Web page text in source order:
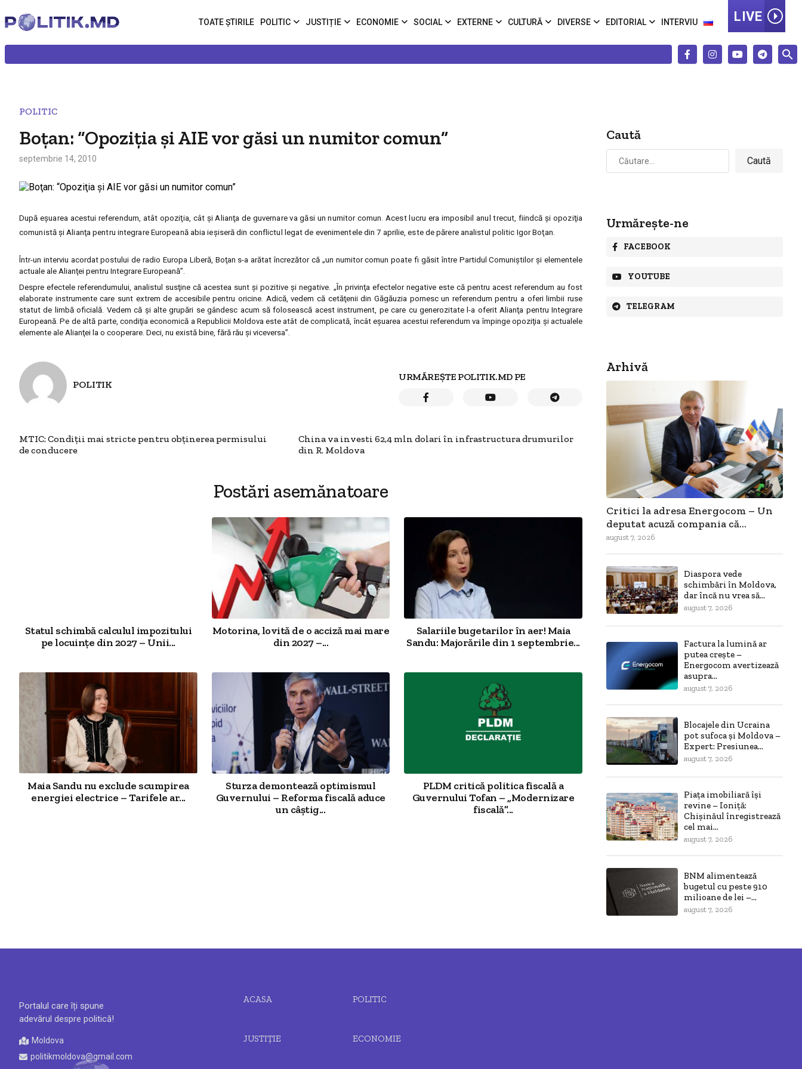
TOATE ȘTIRILE POLITIC JUSTIȚIE ECONOMIE SOCIAL EXTERNE CULTURĂ DIVERSE EDITORIAL INTERVIU LIVE
POLITIC
Boţan: “Opoziţia şi AIE vor găsi un numitor comun”
septembrie 14, 2010
După eşuarea acestui referendum, atât opoziţia, cât şi Alianţa de guvernare va găsi un numitor comun. Acest lucru era imposibil anul trecut, fiindcă şi opoziţia
comunistă şi Alianţa pentru integrare Europeană abia ieşiseră din conflictul legat de evenimentele din 7 aprilie, este de părere analistul politic Igor Boţan.
Într-un interviu acordat postului de radio Europa Liberă, Boţan s-a arătat încrezător că „un numitor comun poate fi găsit între Partidul Comuniştilor şi elementele
actuale ale Alianţei pentru Integrare Europeană”.
Despre efectele referendumului, analistul susţine că acestea sunt şi pozitive şi negative. „În privinţa efectelor negative este că pentru acest referendum au fost
elaborate instrumente care sunt extrem de accesibile pentru oricine. Adică, vedem că cetăţenii din Găgăuzia pornesc un referendum pentru a oferi limbii ruse
statut de limbă oficială. Vedem că şi alte grupări se gândesc acum să folosească acest instrument, pe care cu generozitate l-a oferit Alianţa pentru Integrare
Europeană. Pe de altă parte, condiţia economică a Republicii Moldova este atât de complicată, încât eşuarea acestui referendum va împinge opoziţia şi actualele
elemente ale Alianţei la o cooperare. Deci, nu există bine, fără rău şi viceversa”.
POLITIK
URMĂREȘTE POLITIK.MD PE
MTIC: Condiţii mai stricte pentru obţinerea permisului
de conducere
China va investi 62,4 mln dolari în infrastructura drumurilor
din R. Moldova
Postări asemănatoare
Statul schimbă calculul impozitului
pe locuințe din 2027 – Unii...
Motorina, lovită de o acciză mai mare
din 2027 –...
Salariile bugetarilor în aer! Maia
Sandu: Majorările din 1 septembrie...
Maia Sandu nu exclude scumpirea
energiei electrice – Tarifele ar...
Sturza demontează optimismul
Guvernului – Reforma fiscală aduce
un câștig...
PLDM critică politica fiscală a
Guvernului Tofan – „Modernizare
fiscală”...
Caută
Caută
după:
Urmărește-ne
FACEBOOK
YOUTUBE
TELEGRAM
Arhivă
Critici la adresa Energocom – Un
deputat acuză compania că...
august 7, 2026
Diaspora vede
schimbări în Moldova,
dar încă nu vrea să...
august 7, 2026
Factura la lumină ar
putea crește –
Energocom avertizează
asupra...
august 7, 2026
Blocajele din Ucraina
pot sufoca și Moldova –
Expert: Presiunea...
august 7, 2026
Piața imobiliară își
revine – Ioniță:
Chișinăul înregistrează
cel mai...
august 7, 2026
BNM alimentează
bugetul cu peste 910
milioane de lei –...
august 7, 2026
Portalul care îți spune
adevărul despre politică!
Moldova
politikmoldova@gmail.com
ACASA POLITIC
JUSTIȚIE ECONOMIE